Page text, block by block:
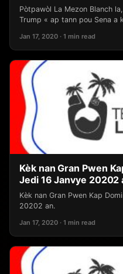
Pòtpawòl La Mezon Blanch
Trump « ap tann pou Sena a
Jan 17, 2020 · 1 min read
Kèk nan Gran Pwen
Jedi 16 Janvye 20202
Kèk nan Gran Pwen Kap
20202 an.
Jan 17, 2020 · 1 min read